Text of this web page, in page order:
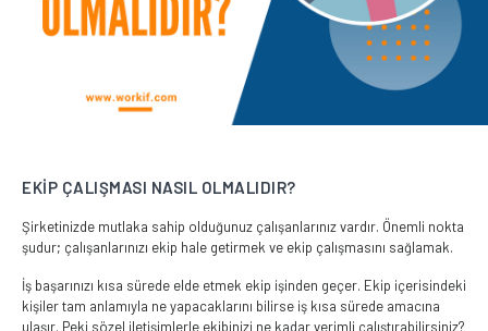
EKİP ÇALIŞMASI NASIL OLMALIDIR?
Şirketinizde mutlaka sahip olduğunuz çalışanlarınız vardır. Önemli nokta
şudur; çalışanlarınızı ekip hale getirmek ve ekip çalışmasını sağlamak.
İş başarınızı kısa sürede elde etmek ekip işinden geçer. Ekip içerisindeki
kişiler tam anlamıyla ne yapacaklarını bilirse iş kısa sürede amacına
ulaşır. Peki sözel iletişimlerle ekibinizi ne kadar verimli çalıştırabilirsiniz?